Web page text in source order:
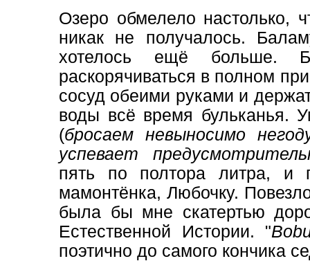
Озеро обмелело настолько,
никак не получалось.
хотелось ещё больше.
раскорячиваться в полном
сосуд обеими руками и
воды всё время бульканья.
(бросаем невыносимо
успевает
пять по полтора литра, и
мамонтёнка, Любочку.
была бы мне скатертью
Естественной Истории. "
поэтично до самого кончика